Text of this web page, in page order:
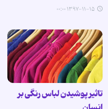
۱۳۹۷-۱۱-۱۵ ۰۰:۰۰
تاثیر پوشیدن لباس رنگی بر